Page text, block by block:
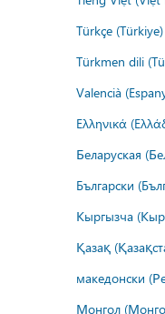
Türkçe (Türkiye)
Türkmen dili
Valencià
Ελληνικά
Беларуская
Български
Кыргызча
Қазақ
македонски
Монгол